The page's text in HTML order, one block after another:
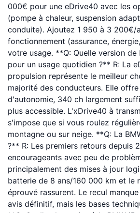
000€ pour une eDrive40 avec les
(pompe à chaleur, suspension
conduite). Ajoutez 1 950 à 3 200€/
fonctionnement (assurance,
votre usage. **Q: Quelle version de
pour un usage quotidien ?** R: La
propulsion représente le meilleur
majorité des conducteurs. Elle
d'autonomie, 340 ch largement
plus accessible. L'xDrive40 à
s'impose que si vous roulez
montagne ou sur neige. **Q: La
?** R: Les premiers retours depuis
encourageants avec peu de
principalement des mises à jour
batterie de 8 ans/160 000 km et le
éprouvé rassurent. Le recul
avis définitif, mais les bases